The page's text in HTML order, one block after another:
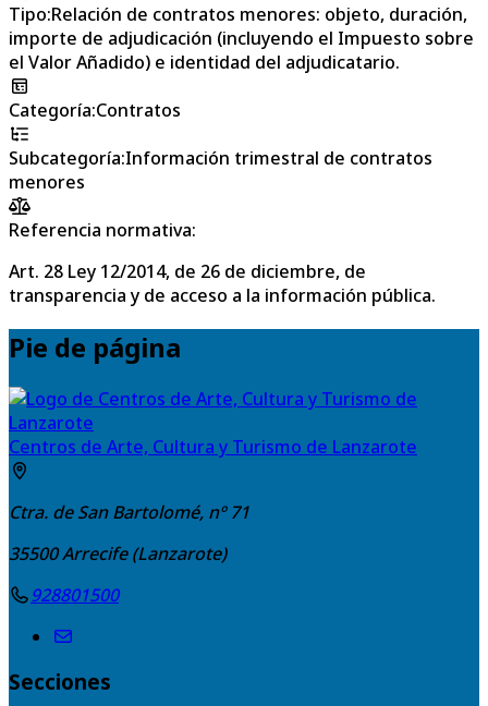
Tipo:Relación de contratos menores: objeto, duración,
importe de adjudicación (incluyendo el Impuesto sobre
el Valor Añadido) e identidad del adjudicatario.
Categoría:Contratos
Subcategoría:Información trimestral de contratos
menores
Referencia normativa:
Art. 28 Ley 12/2014, de 26 de diciembre, de
transparencia y de acceso a la información pública.
Pie de página
Centros de Arte, Cultura y Turismo de Lanzarote
Ctra. de San Bartolomé, nº 71
35500Arrecife (Lanzarote)
928801500
Secciones